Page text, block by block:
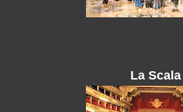
La Scala